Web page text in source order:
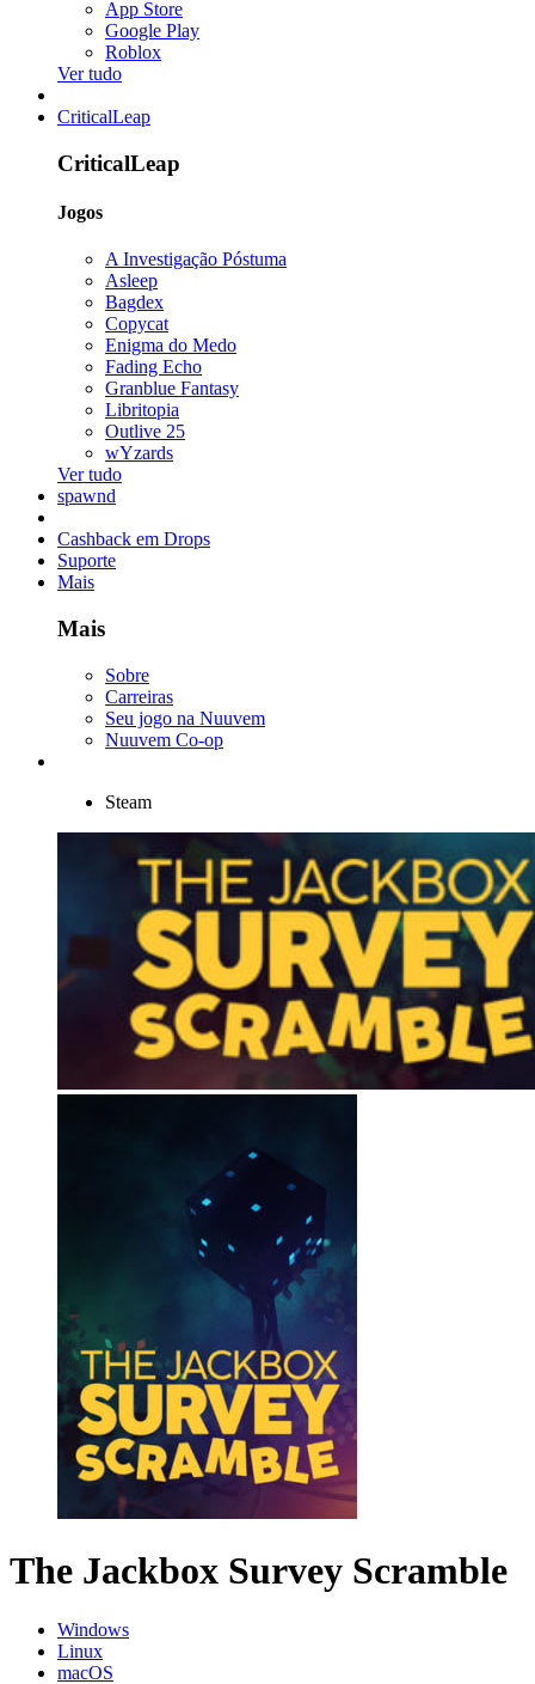
App Store
Google Play
Roblox
Ver tudo
CriticalLeap
CriticalLeap
Jogos
A Investigação Póstuma
Asleep
Bagdex
Copycat
Enigma do Medo
Fading Echo
Granblue Fantasy
Libritopia
Outlive 25
wYzards
Ver tudo
spawnd
Cashback em Drops
Suporte
Mais
Mais
Sobre
Carreiras
Seu jogo na Nuuvem
Nuuvem Co-op
Steam
The Jackbox Survey Scramble
Windows
Linux
macOS